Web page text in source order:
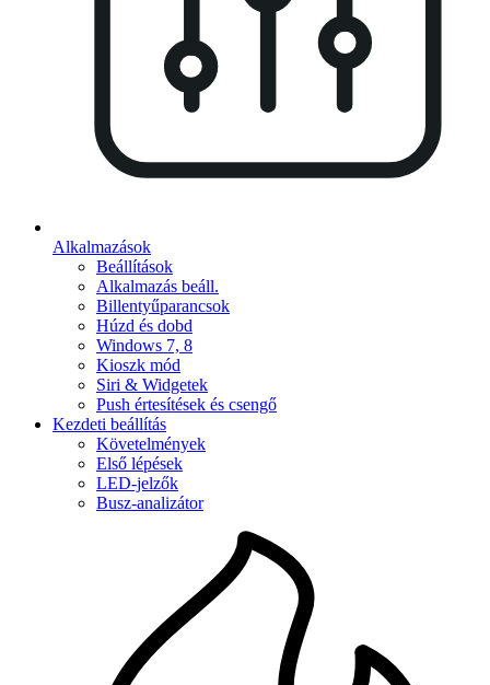
Alkalmazások
Beállítások
Alkalmazás beáll.
Billentyűparancsok
Húzd és dobd
Windows 7, 8
Kioszk mód
Siri & Widgetek
Push értesítések és csengő
Kezdeti beállítás
Követelmények
Első lépések
LED‑jelzők
Busz-analizátor